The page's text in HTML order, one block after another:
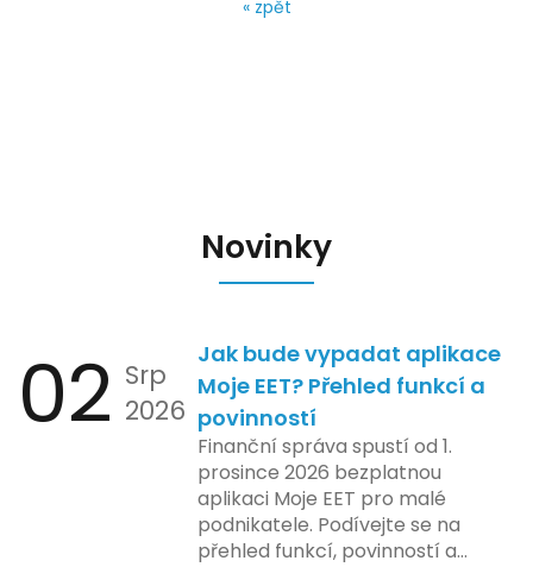
« zpět
Novinky
02 Srp
2026
Jak bude vypadat aplikace
Moje EET? Přehled funkcí a
povinností
Finanční správa spustí od 1.
prosince 2026 bezplatnou
aplikaci Moje EET pro malé
podnikatele. Podívejte se na
přehled funkcí, povinností a